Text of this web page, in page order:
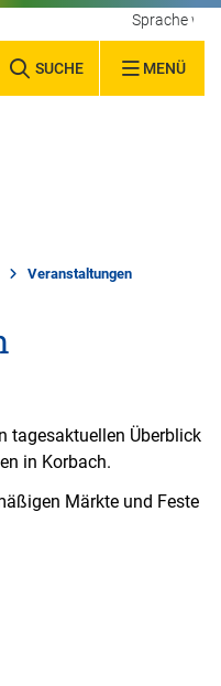
SUCHE MENÜ
Sprache
Veranstaltungen
tagesaktuellen Überblick
in Korbach.
Märkte und Feste